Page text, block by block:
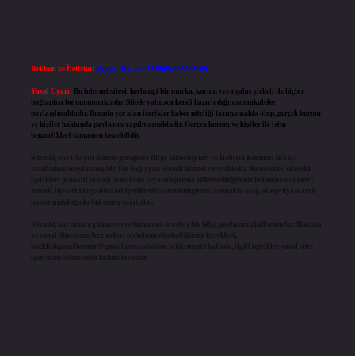
Reklam ve İletişim:Skype: live:.cid.575569c608265c69
Yasal Uyarı: Bu internet sitesi, herhangi bir marka, kurum veya şahıs şirketi ile hiçbir
bağlantısı bulunmamaktadır. Sitede yalnızca kendi hazırladığımız makaleler
paylaşılmaktadır. Burada yer alan içerikler haber niteliği taşımamakta olup, gerçek kurum
ve kişiler hakkında paylaşım yapılmamaktadır. Gerçek kurum ve kişiler ile isim
benzerlikleri tamamen tesadüfidir.
Sitemiz, 5651 Sayılı Kanun gereğince Bilgi Teknolojileri ve İletişim Kurumu (BTK)
tarafından onaylanmış bir Yer Sağlayıcı olarak hizmet vermektedir. Bu nedenle, sitedeki
içerikleri proaktif olarak denetleme veya araştırma yükümlülüğümüz bulunmamaktadır.
Ancak, üyelerimiz yazdıkları içeriklerin sorumluluğunu taşımakta olup, siteye üye olarak
bu sorumluluğu kabul etmiş sayılırlar.
Sitemiz, kar amacı gütmeyen ve tamamen ücretsiz bir bilgi paylaşım platformudur. Hukuka
ve yasal düzenlemelere aykırı olduğunu düşündüğünüz içerikleri,
backlinkpanelicomtr@gmail.com adresine bildirmeniz halinde, ilgili içerikler yasal süre
içerisinde sitemizden kaldırılacaktır.